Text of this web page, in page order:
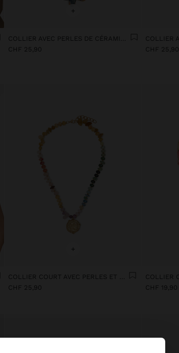
+
CHF 25,90
CHF 25,90
+
CHF 25,90
CHF 19,90